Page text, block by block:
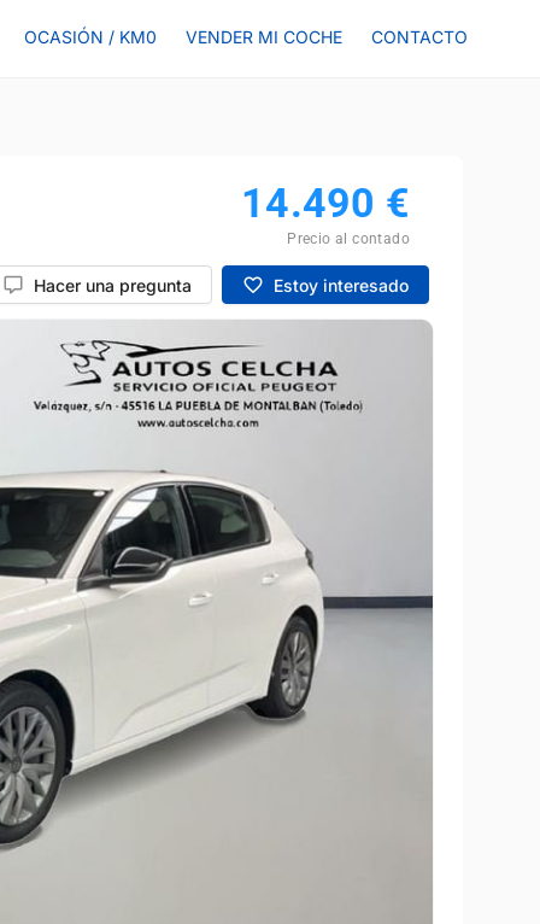
OCASIÓN / KM0 VENDER MI COCHE CONTACTO
14.490 €
Precio al contado
Hacer una pregunta Estoy interesado